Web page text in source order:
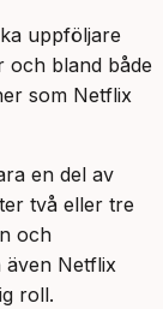
uppföljare
och bland både
som Netflix
en del av
två eller tre
och
även Netflix
roll.